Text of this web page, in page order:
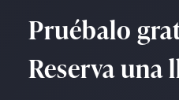
Pruébalo
Reserva una